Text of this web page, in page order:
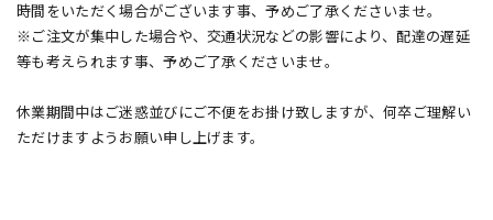
時間をいただく場合がございます事、予めご了承くださいませ。
※ご注文が集中した場合や、交通状況などの影響により、配達の遅延
等も考えられます事、予めご了承くださいませ。
休業期間中はご迷惑並びにご不便をお掛け致しますが、何卒ご理解い
ただけますようお願い申し上げます。